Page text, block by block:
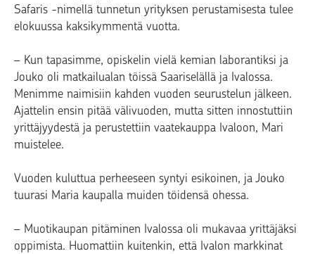
Safaris -nimellä tunnetun yrityksen perustamisesta tulee
elokuussa kaksikymmentä vuotta.
– Kun tapasimme, opiskelin vielä kemian laborantiksi ja
Jouko oli matkailualan töissä Saariselällä ja Ivalossa.
Menimme naimisiin kahden vuoden seurustelun jälkeen.
Ajattelin ensin pitää välivuoden, mutta sitten innostuttiin
yrittäjyydestä ja perustettiin vaatekauppa Ivaloon, Mari
muistelee.
Vuoden kuluttua perheeseen syntyi esikoinen, ja Jouko
tuurasi Maria kaupalla muiden töidensä ohessa.
– Muotikaupan pitäminen Ivalossa oli mukavaa yrittäjäksi
oppimista. Huomattiin kuitenkin, että Ivalon markkinat